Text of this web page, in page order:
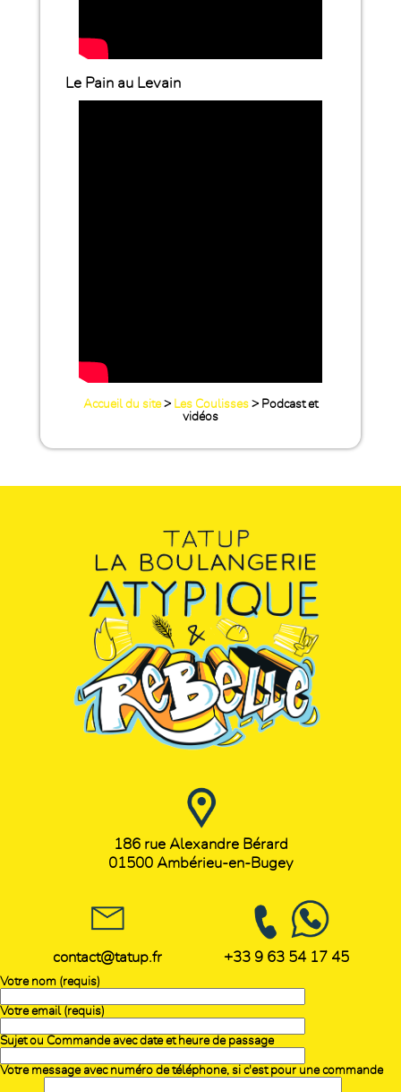
Le Pain au Levain
Accueil du site> Les Coulisses> Podcast et
vidéos
186 rue Alexandre Bérard
01500 Ambérieu-en-Bugey
contact@tatup.fr +33 9 63 54 17 45
Votre nom (requis)
Votre email (requis)
Sujet ou Commande avec date et heure de passage
Votre message avec numéro de téléphone, si c'est pour une commande